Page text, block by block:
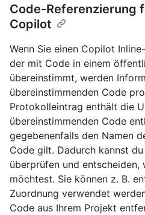
Code-Referenzierung
Copilot
Wenn Sie einen Copilot
der mit Code in einem
übereinstimmt, werden
übereinstimmenden Code
Protokolleintrag enthält die
übereinstimmenden Code
gegebenenfalls den Namen
Code gilt. Dadurch kannst
überprüfen und
möchtest. Sie können z. B.
Zuordnung verwendet
Code aus Ihrem Projekt